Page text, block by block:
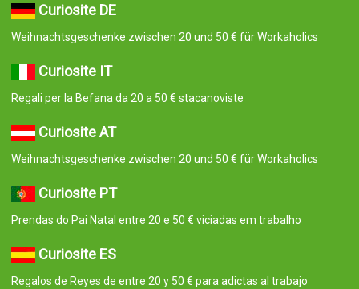
Curiosite DE
Weihnachtsgeschenke zwischen 20 und 50 € für Workaholics
Curiosite IT
Regali per la Befana da 20 a 50 € stacanoviste
Curiosite AT
Weihnachtsgeschenke zwischen 20 und 50 € für Workaholics
Curiosite PT
Prendas do Pai Natal entre 20 e 50 € viciadas em trabalho
Curiosite ES
Regalos de Reyes de entre 20 y 50 € para adictas al trabajo